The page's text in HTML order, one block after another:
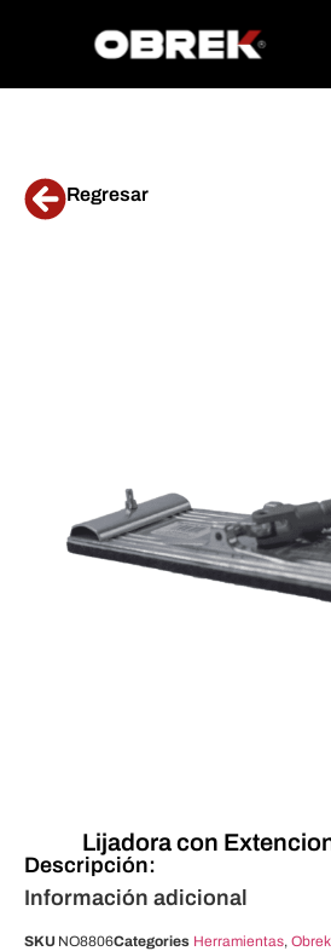
Regresar
Lijadora con
Descripción:
Información adicional
SKU NO8806Categories Herramientas, Obrek